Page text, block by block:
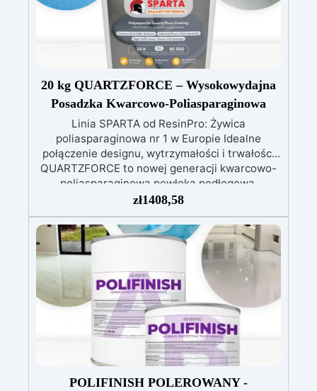
20 kg QUARTZFORCE – Wysokowydajna
Posadzka Kwarcowo-Poliasparaginowa
Linia SPARTA od ResinPro: Żywica
poliasparaginowa nr 1 w Europie Idealne
połączenie designu, wytrzymałości i trwałości
QUARTZFORCE to nowej generacji kwarcowo-
poliasparaginowa powłoka podłogowa,
zaprojektowana z myślą o najbardziej
wymagających środowiskach. Pochodzący z
profesjonalnej linii SPARTA marki ResinPro
produkt łączy wysokiej czystości barwiony
kwarc z najwyższej jakości żywicą
poliasparaginową, tworząc bezspoinową,
wyjątkowo wytrzymałą i estetycznie atrakcyjną
podłogę. Dzięki zaawansowanej formule
QUARTZFORCE zapewnia wyjątkową
odporność na ścieranie, doskonałą stabilność
UV oraz szybkie wykonanie, jednocześnie
nadając powierzchniom elegancki i nowoczesny
mineralny wygląd. Zestaw 20 kg wystarcza na
zł1408,58
POLIFINISH POLEROWANY -